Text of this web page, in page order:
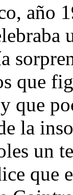
año
que
que
la
un
que